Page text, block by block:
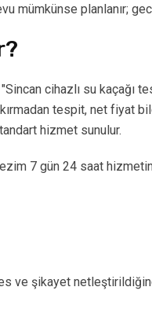
mümkünse planlanır;
cihazlı su kaçağı
kırmadan tespit, net
hizmet sunulur.
7 gün 24 saat
ve şikayet